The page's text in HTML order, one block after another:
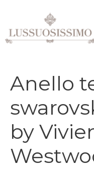
contenuto
Anello
by